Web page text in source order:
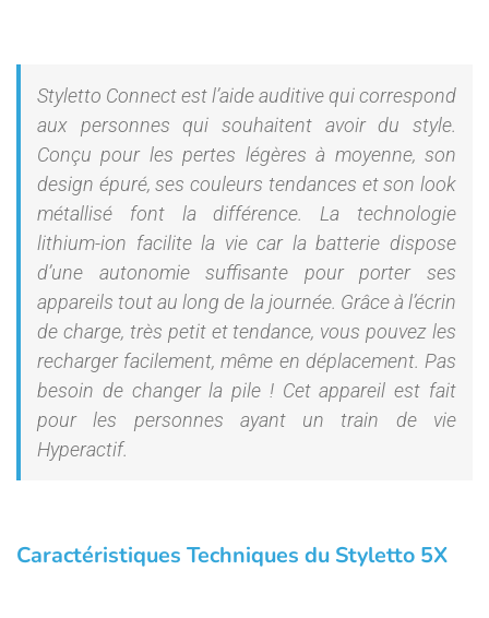
Styletto Connect est l’aide auditive qui correspond
aux personnes qui souhaitent avoir du style.
Conçu pour les pertes légères à moyenne, son
design épuré, ses couleurs tendances et son look
métallisé font la différence. La technologie
lithium-ion facilite la vie car la batterie dispose
d’une autonomie suffisante pour porter ses
appareils tout au long de la journée. Grâce à l’écrin
de charge, très petit et tendance, vous pouvez les
recharger facilement, même en déplacement. Pas
besoin de changer la pile ! Cet appareil est fait
pour les personnes ayant un train de vie
Hyperactif.
Caractéristiques Techniques du Styletto 5X